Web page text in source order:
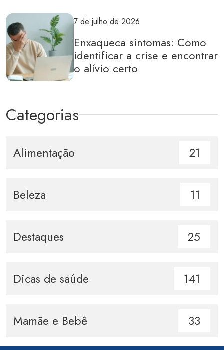
7 de julho de 2026
Enxaqueca sintomas: Como
identificar a crise e encontrar
o alívio certo
Categorias
Alimentação 21
Beleza 11
Destaques 25
Dicas de saúde 141
Mamãe e Bebê 33